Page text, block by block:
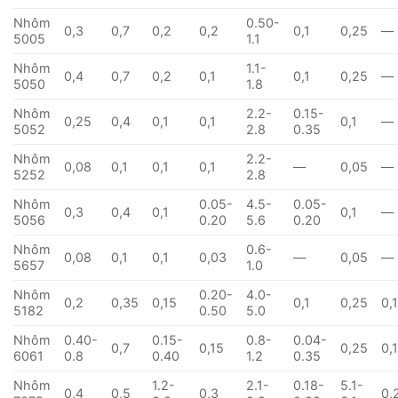
Nhôm
5005
0,3 0,7 0,2 0,2
0.50-
1.1
0,1 0,25 —
Nhôm
5050
0,4 0,7 0,2 0,1
1.1-
1.8
0,1 0,25 —
Nhôm
5052
0,25 0,4 0,1 0,1
2.2-
2.8
0.15-
0.35
0,1 —
Nhôm
5252
0,08 0,1 0,1 0,1
2.2-
2.8
— 0,05 —
Nhôm
5056
0,3 0,4 0,1
0.05-
0.20
4.5-
5.6
0.05-
0.20
0,1 —
Nhôm
5657
0,08 0,1 0,1 0,03
0.6-
1.0
— 0,05 —
Nhôm
5182
0,2 0,35 0,15
0.20-
0.50
4.0-
5.0
0,1 0,25 0,1
Nhôm
6061
0.40-
0.8
0,7
0.15-
0.40
0,15
0.8-
1.2
0.04-
0.35
0,25
Nhôm
0,4 0,5
1.2-
0,3
2.1-
0.18-
5.1-